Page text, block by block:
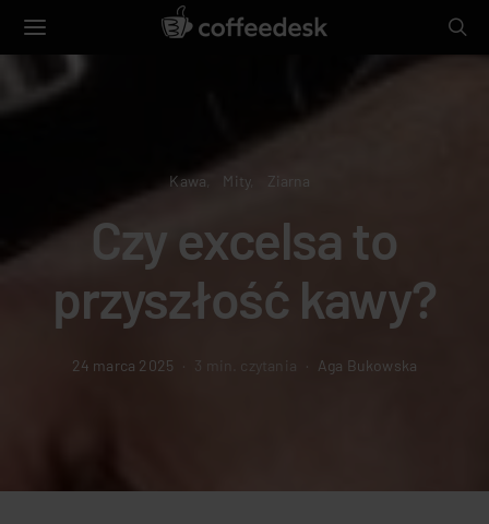
Kawa Mity Ziarna
Czy excelsa to
przyszłość kawy?
24 marca 2025 3 min. czytania Aga Bukowska